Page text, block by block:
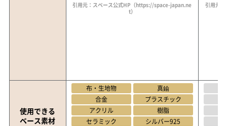
引用元：スペース公式HP（https://space-japan.ne
t）
引用元
使用できる
ベース素材
布・生地物
真鍮
合金
プラスチック
アクリル
樹脂
セラミック
シルバー925